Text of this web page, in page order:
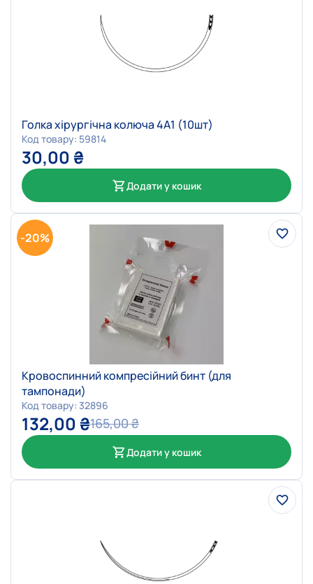
Голка хірургічна колюча 4А1 (10шт)
Код товару: 59814
30,00 ₴
Додати у кошик
-20%
Кровоспинний компресійний бинт (для
тампонади)
Код товару: 32896
165,00₴
132,00 ₴
Додати у кошик